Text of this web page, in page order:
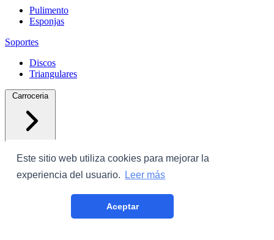
Este sitio web utiliza cookies para mejorar la
experiencia del usuario.
Leer más
Aceptar
Pulimento
Esponjas
Soportes
Discos
Triangulares
Carroceria
Plastico Con Cinta